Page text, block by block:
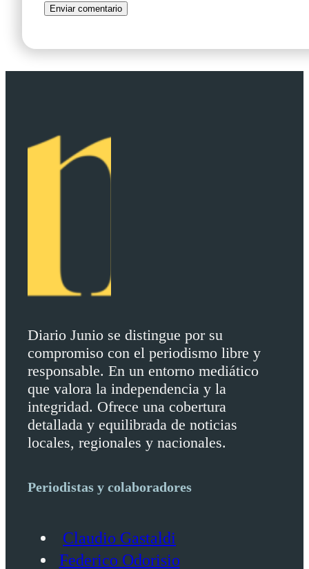
Diario Junio se distingue por su
compromiso con el periodismo libre y
responsable. En un entorno mediático
que valora la independencia y la
integridad. Ofrece una cobertura
detallada y equilibrada de noticias
locales, regionales y nacionales.
Periodistas y colaboradores
Claudio Gastaldi
Federico Odorisio